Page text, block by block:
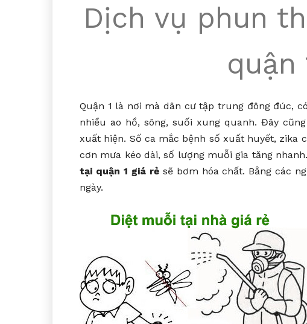
Dịch vụ phun
quận
Quận 1 là nơi mà dân cư tập trung đông đúc,
nhiều ao hồ, sông, suối xung quanh. Đây
xuất hiện. Số ca mắc bệnh số xuất huyết, zika
cơn mưa kéo dài, số lượng muỗi gia tăng
tại quận 1 giá rẻsẽ bơm hóa chất. Bằng các
ngày.